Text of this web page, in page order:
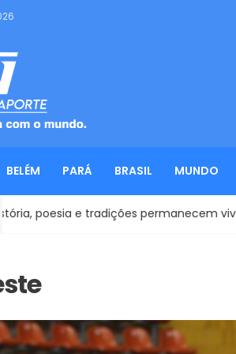
BELÉM PARÁ BRASIL MUNDO
permanecem vivas